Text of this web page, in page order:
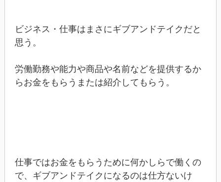
ビジネス・仕事はまさにギブアンドテイクだと
思う。
労働勤務や能力や商品や名前などを提供するか
らお金をもらうまたは紹介してもらう。
仕事ではお金をもらうために何かしらで働くの
で、ギブアンドテイクになるのは仕方ないけ